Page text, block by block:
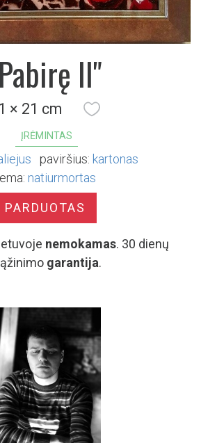
II"
× 21 cm
ĮRĖMINTAS
paviršius: kartonas
natiurmortas
PARDUOTAS
nemokamas. 30 dienų
garantija.